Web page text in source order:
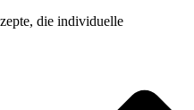
die individuelle